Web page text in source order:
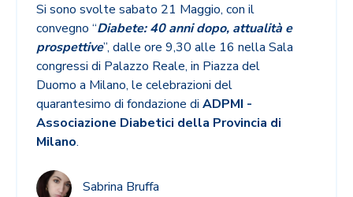
Si sono svolte sabato 21 Maggio, con il
convegno “Diabete: 40 anni dopo, attualità e
prospettive”, dalle ore 9,30 alle 16 nella Sala
congressi di Palazzo Reale, in Piazza del
Duomo a Milano, le celebrazioni del
quarantesimo di fondazione di ADPMI -
Associazione Diabetici della Provincia di
Milano.
Sabrina Bruffa